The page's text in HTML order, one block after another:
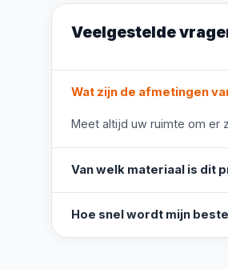
Veelgestelde
Wat zijn de afmetingen
Meet altijd uw ruimte om er
Van welk materiaal is dit
Hoe snel wordt mijn